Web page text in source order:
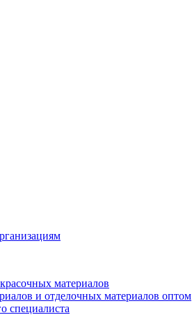
материалов
и отделочных материалов оптом
специалиста